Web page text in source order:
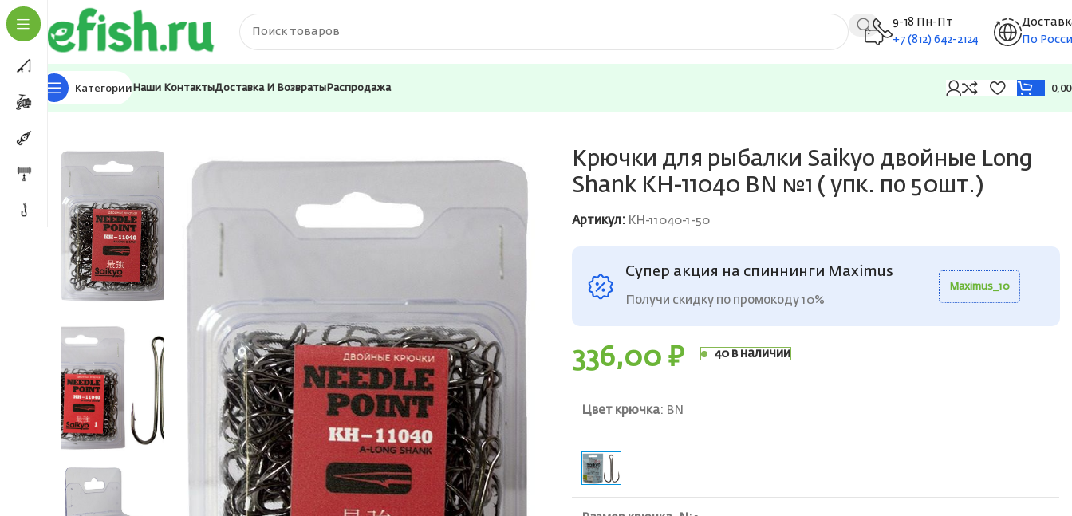
9-18 Пн-Пт
+7 (812) 642-2124
По
Категории Наши КонтактыДоставка И Возвраты Распродажа
Главная Оснастка и фурнитура
Крючки для рыбалки Saikyo двойные Long
Shank KH-11040 BN №1 ( упк. по 50шт.)
Артикул: KH-11040-1-50
Супер акция на спиннинги Maximus
Получи скидку по промокоду 10%
Maximus_10
336,00 ₽ 40 в наличии
Цвет крючка: BN